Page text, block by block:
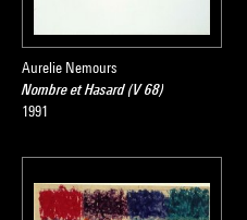
Aurelie Nemours
Nombre et Hasard (V 68)
1991